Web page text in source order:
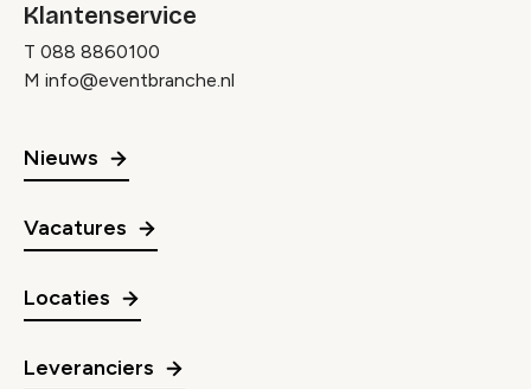
Klantenservice
T 088 8860100
M info@eventbranche.nl
Nieuws
Vacatures
Locaties
Leveranciers